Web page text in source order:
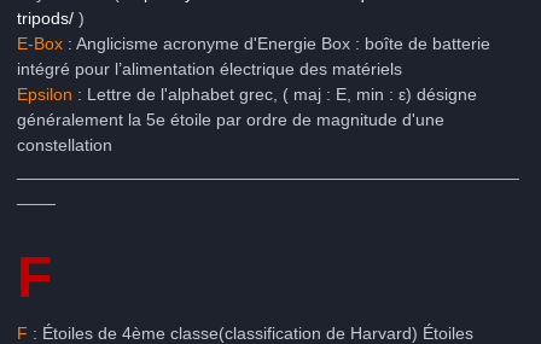
tripods/ )
E-Box : Anglicisme acronyme d'Energie Box : boîte de batterie
intégré pour l’alimentation électrique des matériels
Epsilon : Lettre de l'alphabet grec, ( maj : Ε, min : ε) désigne
généralement la 5e étoile par ordre de magnitude d'une
constellation
F
F : Étoiles de 4ème classe(classification de Harvard) Étoiles